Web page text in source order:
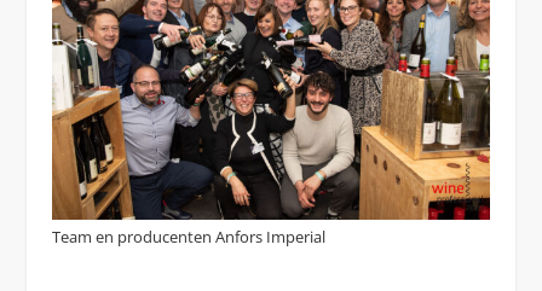
Team en producenten Anfors Imperial